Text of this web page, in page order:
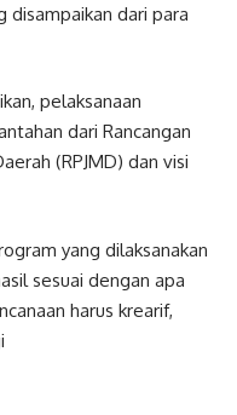
disampaikan dari para
pelaksanaan
dari Rancangan
(RPJMD) dan visi
yang dilaksanakan
sesuai dengan apa
harus krearif,